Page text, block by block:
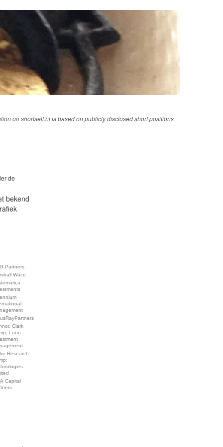
on shortsell.nl is based on publicly disclosed short positions
de
bekend
Partners
Wace
Clark
Lunn
Research
Capital